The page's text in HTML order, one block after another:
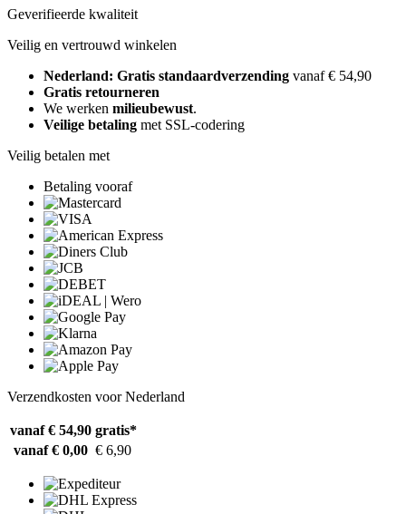
Geverifieerde kwaliteit
Veilig en vertrouwd winkelen
Nederland: Gratis standaardverzending vanaf € 54,90
Gratis retourneren
We werken milieubewust.
Veilige betaling met SSL-codering
Veilig betalen met
Betaling vooraf
Verzendkosten voor Nederland
vanaf € 54,90 gratis*
vanaf € 0,00 € 6,90